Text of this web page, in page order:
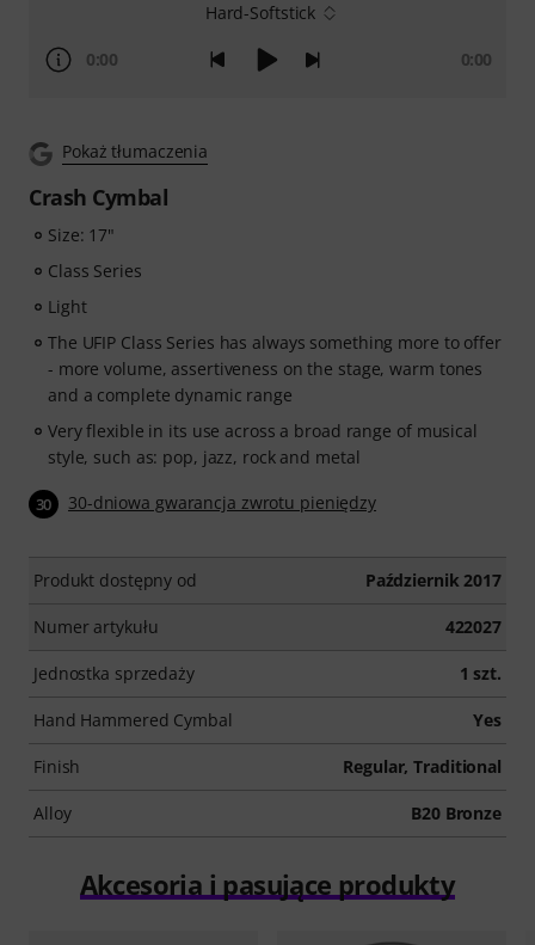
Hard-Softstick
0:00 0:00
Pokaż tłumaczenia
Crash Cymbal
Size: 17"
Class Series
Light
The UFIP Class Series has always something more to offer
- more volume, assertiveness on the stage, warm tones
and a complete dynamic range
Very flexible in its use across a broad range of musical
style, such as: pop, jazz, rock and metal
30 30-dniowa gwarancja zwrotu pieniędzy
Produkt dostępny od Październik 2017
Numer artykułu 422027
Jednostka sprzedaży 1 szt.
Hand Hammered Cymbal Yes
Finish Regular, Traditional
Alloy B20 Bronze
Akcesoria i pasujące produkty